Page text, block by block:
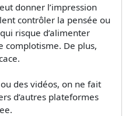
donner l’impression
contrôler la pensée ou
risque d’alimenter
complotisme. De plus,
des vidéos, on ne fait
d’autres plateformes